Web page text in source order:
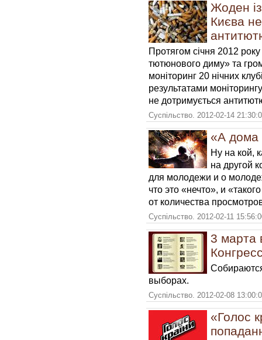
Жоден
Києва
Протягом січня 2012
тютюнового диму» та
моніторинг 20 нічних
результатами
не дотримується
Суспільство. 2012-02-14
«А дома
Ну на кой,
на другой
для молодежи и о
что это «нечто», и
от количества
Суспільство. 2012-02-11
3 марта
выборах.
Суспільство. 2012-02-08
«Голос